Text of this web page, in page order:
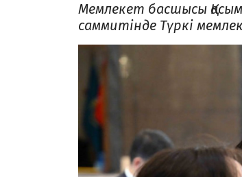
Мемлекет басшысы
саммитінде Түркі